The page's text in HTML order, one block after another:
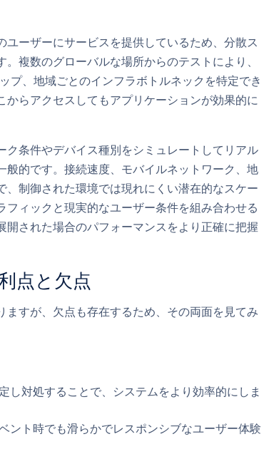
ーザーにサービスを提供しているため、分散ス
複数のグローバルな場所からのテストにより、
プ、地域ごとのインフラボトルネックを特定でき
らアクセスしてもアプリケーションが効果的に
ク条件やデバイス種別をシミュレートしてリアル
的です。接続速度、モバイルネットワーク、地
制御された環境では現れにくい潜在的なスケー
ィックと現実的なユーザー条件を組み合わせる
された場合のパフォーマンスをより正確に把握
点と欠点
すが、欠点も存在するため、その両面を見てみ
し対処することで、システムをより効率的にしま
ント時でも滑らかでレスポンシブなユーザー体験